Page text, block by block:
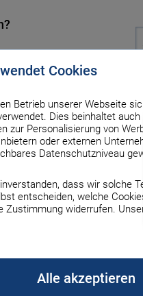
Cookies
Betrieb unserer Webseite
Dies beinhaltet auch
zur Personalisierung von
oder externen
Datenschutzniveau
dass wir solche
entscheiden, welche
Zustimmung widerrufen.
Alle akzeptieren
8 bis 18
Finanzierung
Börse
Europa-ETFs
Auto
Auto-Leasing
Haus
Erneuerbare Energien
Wärmepumpe
DSL & Handy
Top-Handys mit
iPhone 16
der
Hei­